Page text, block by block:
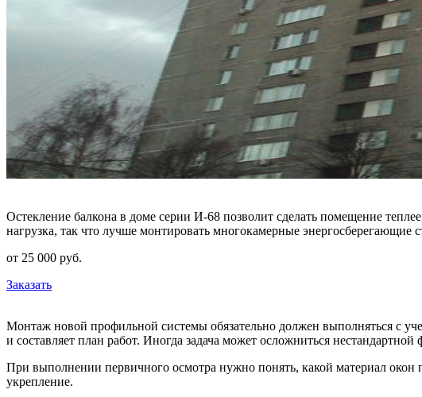
Остекление балкона в доме серии И-68 позволит сделать помещение
нагрузка, так что лучше монтировать многокамерные
от 25 000 pуб.
Заказать
Монтаж новой профильной системы обязательно должен выполняться с
и составляет план работ. Иногда задача может осложниться
При выполнении первичного осмотра нужно понять, какой материал
укрепление.